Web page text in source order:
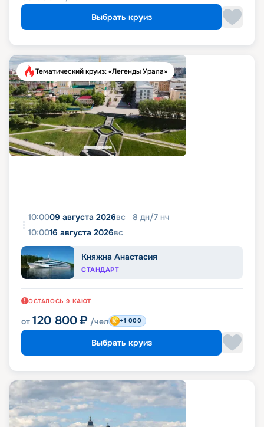
Выбрать круиз
Тематический круиз: «Легенды Урала»
10:0009 августа 2026вс 8 дн/7 нч
10:0016 августа 2026вс
Княжна Анастасия
СТАНДАРТ
ОСТАЛОСЬ 9 КАЮТ
от 120 800 ₽ /чел +1 000
Выбрать круиз